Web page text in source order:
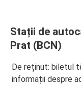
Stații de
Prat (BCN)
De reținut: biletul
informații despre